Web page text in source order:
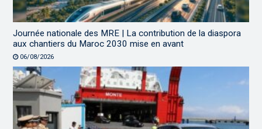
Journée nationale des MRE | La contribution de la diaspora
aux chantiers du Maroc 2030 mise en avant
06/08/2026